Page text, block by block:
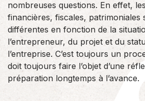
nombreuses questions. En effet,
financières, fiscales, patrimoniales
différentes en fonction de la
l’entrepreneur, du projet et du
l’entreprise. C’est toujours un
doit toujours faire l’objet d’une
préparation longtemps à l’avance.